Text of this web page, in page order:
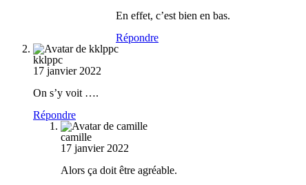
En effet, c’est bien en bas.
Répondre
kklppc
17 janvier 2022
On s’y voit ….
Répondre
camille
17 janvier 2022
Alors ça doit être agréable.